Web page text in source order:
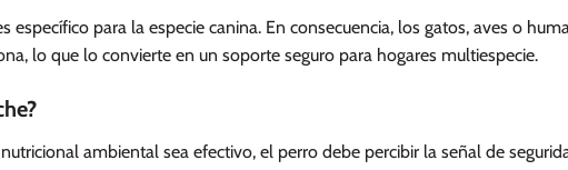
específico para la especie canina. En consecuencia, los gatos, aves o
lo que lo convierte en un soporte seguro para hogares multiespecie.
ambiental sea efectivo, el perro debe percibir la señal de